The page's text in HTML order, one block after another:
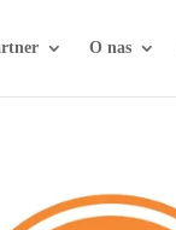
O nas